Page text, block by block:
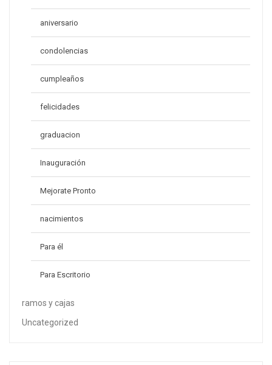
aniversario
condolencias
cumpleaños
felicidades
graduacion
Inauguración
Mejorate Pronto
nacimientos
Para él
Para Escritorio
ramos y cajas
Uncategorized